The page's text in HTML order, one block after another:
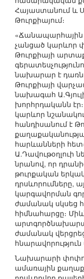
Հայաստանում և
Թուրքիայում։
«Ճանապարհային
չանցած կարևոր
Թուրքիայի
նախարար է
Թուրքիայի
նախագահ
խորհրդականն
կարևոր
հանդիսանում է
հարևանների
Ա.Դավութօղլուի
նրանով, որ
թուրքական
դրսևորումները,
կարգավորման
ժամանակ սկսեց
հիմնահարցը։
ժամանակ
հնարավորություն
Նախարարի
ամառային